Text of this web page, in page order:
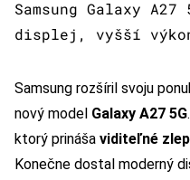
Samsung Galaxy
displej, vyšší
Samsung rozšíril svoju
nový model Galaxy A27 5G
ktorý prináša viditeľné
Konečne dostal moderný